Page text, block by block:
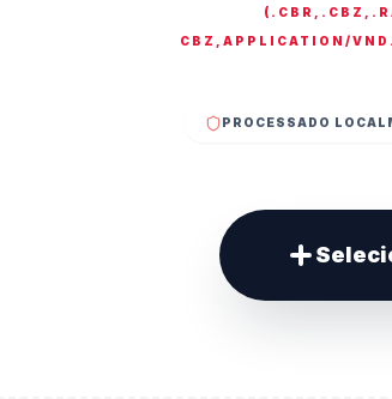
(
CBZ,APPLICATION/
PROCESSADO